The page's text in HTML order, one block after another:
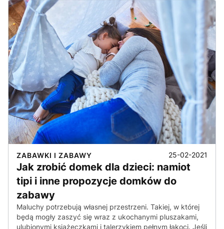
ZABAWKI I ZABAWY 25-02-2021
Jak zrobić domek dla dzieci: namiot
tipi i inne propozycje domków do
zabawy
Maluchy potrzebują własnej przestrzeni. Takiej, w której
będą mogły zaszyć się wraz z ukochanymi pluszakami,
ulubionymi książeczkami i talerzykiem pełnym łakoci. Jeśli